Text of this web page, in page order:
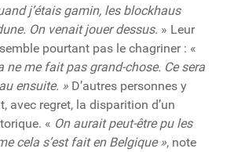
j’étais gamin, les blockhaus
On venait jouer dessus. » Leur
pourtant pas le chagriner : «
ne me fait pas grand-chose. Ce sera
ensuite. » D’autres personnes y
avec regret, la disparition d’un
« On aurait peut-être pu les
cela s’est fait en Belgique », note